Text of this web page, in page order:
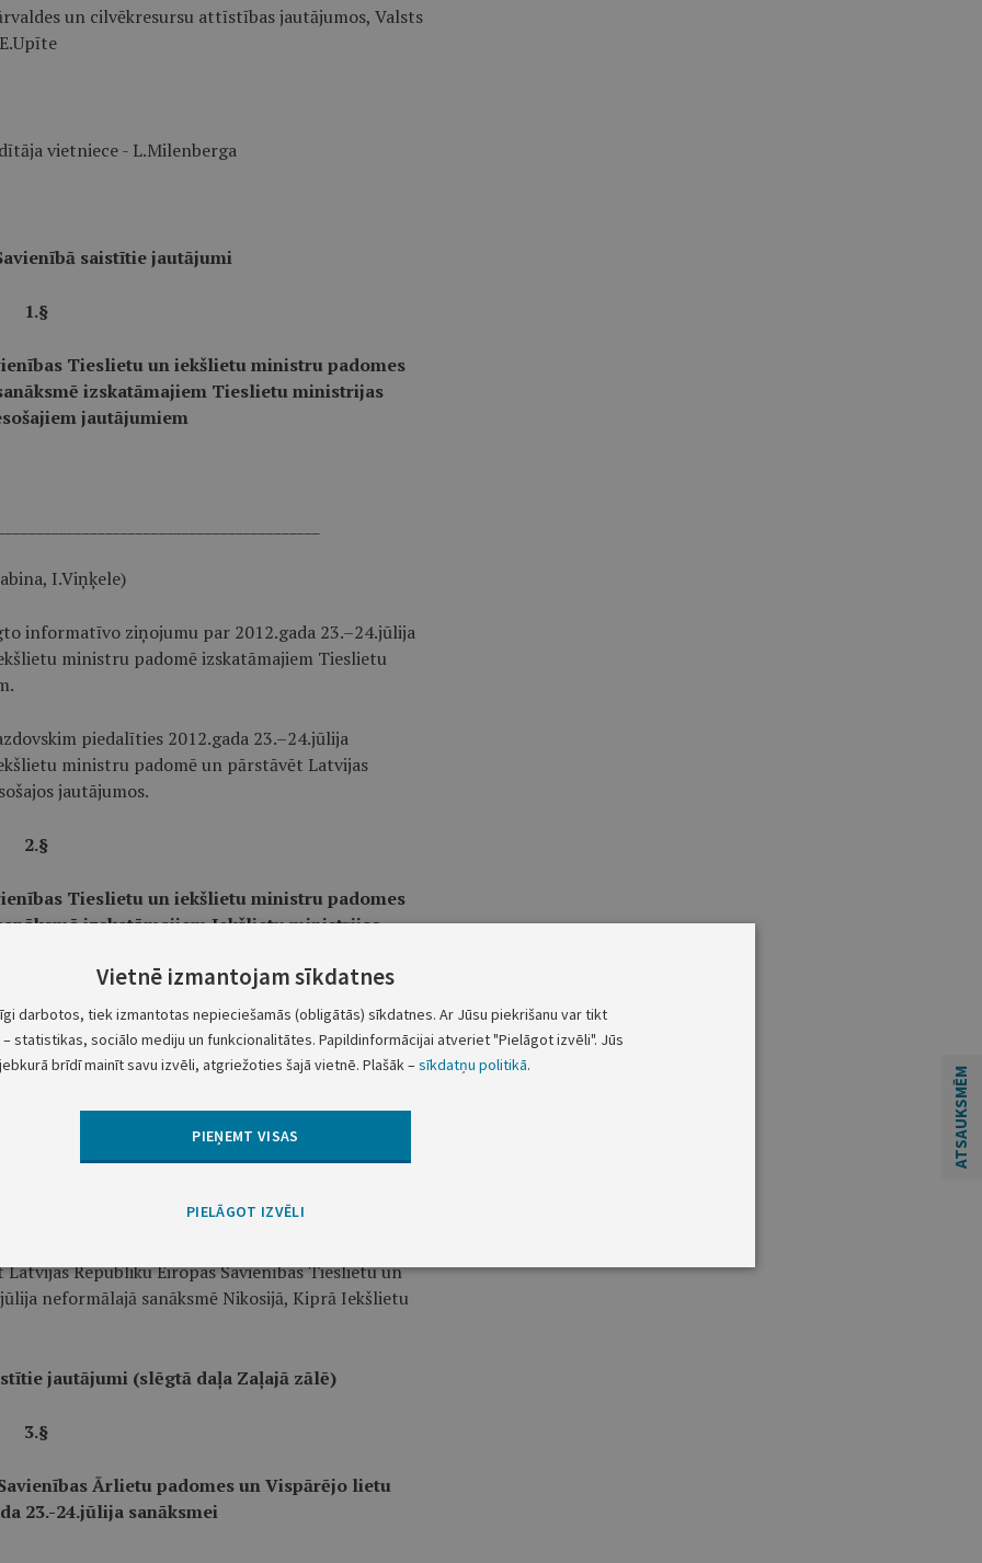
un cilvēkresursu attīstības jautājumos, Valsts
vietniece - L.Milenberga
saistītie jautājumi
1.§
Tieslietu un iekšlietu ministru padomes
izskatāmajiem Tieslietu ministrijas
jautājumiem
I.Viņķele)
informatīvo ziņojumu par 2012.gada 23.–24.jūlija
ministru padomē izskatāmajiem Tieslietu
piedalīties 2012.gada 23.–24.jūlija
ministru padomē un pārstāvēt Latvijas
jautājumos.
2.§
Tieslietu un iekšlietu ministru padomes
izskatāmajiem Iekšlietu ministrijas
I.Viņķele)
informatīvo ziņojumu par Eiropas Savienības
23.-24.jūlija neformālajā sanāksmē
esošajiem jautājumiem.
Republiku Eiropas Savienības Tieslietu un
neformālajā sanāksmē Nikosijā, Kiprā Iekšlietu
jautājumi (slēgtā daļa Zaļajā zālē)
3.§
Ārlietu padomes un Vispārējo lietu
23.-24.jūlija sanāksmei
ATSAUKSMĒM
Vietnē izmantojam sīkdatnes
darbotos, tiek izmantotas nepieciešamās (obligātās) sīkdatnes. Ar Jūsu piekrišanu var tikt
statistikas, sociālo mediju un funkcionalitātes. Papildinformācijai atveriet "Pielāgot izvēli". Jūs
brīdī mainīt savu izvēli, atgriežoties šajā vietnē. Plašāk –sīkdatņu politikā.
PIEŅEMT VISAS
PIELĀGOT IZVĒLI